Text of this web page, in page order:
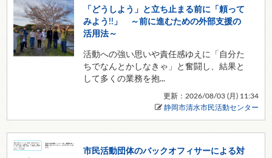
「どうしよう」と立ち止まる前に「頼って
みよう!!」 ～前に進むための外部支援の
活用法～
活動への強い思いや責任感ゆえに「自分た
ちでなんとかしなきゃ」と奮闘し、結果と
して多くの業務を抱...
更新：2026/08/03 (月 ) 11:34
静岡市清水市民活動センター
市民活動団体のバックオフィサーによる対